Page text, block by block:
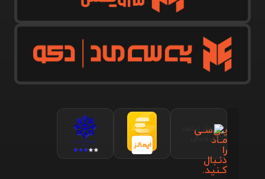
پـی‌سـی
مـاد
را
دنـبال
کـنید.